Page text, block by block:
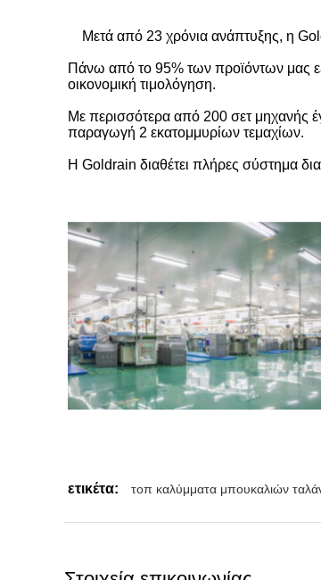
Μετά από 23 χρόνια ανάπτυξης, η
Πάνω από το 95% των προϊόντων μας
οικονομική τιμολόγηση.
Με περισσότερα από 200 σετ μηχανής
παραγωγή 2 εκατομμυρίων τεμαχίων.
Η Goldrain διαθέτει πλήρες σύστημα
ετικέτα: τοπ καλύμματα μπουκαλιών